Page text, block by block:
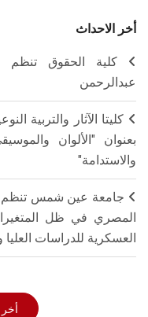
أخر الاحداث
كلية الحقوق تنظم
عبدالرحمن
كليتا الآثار والتربية
بعنوان "الألوان
والاستدامة"
جامعة عين شمس تنظم
المصري في ظل
العسكرية للدراسات العليا